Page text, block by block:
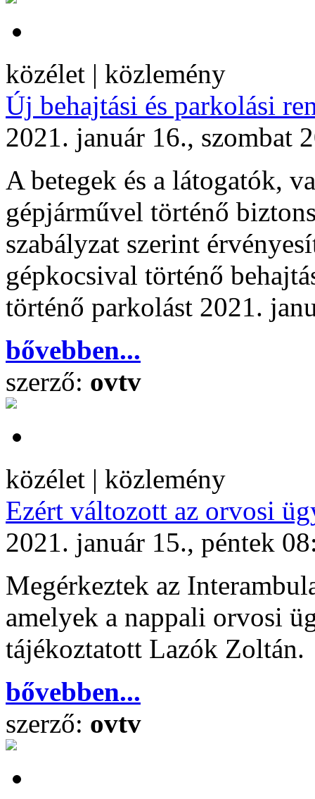
közélet | közlemény
Új behajtási és parkolási
2021. január 16., szombat
A betegek és a látogatók,
gépjárművel történő
szabályzat szerint
gépkocsival történő
történő parkolást 2021.
bővebben...
szerző: ovtv
közélet | közlemény
Ezért változott az orvosi
2021. január 15., péntek
Megérkeztek az
amelyek a nappali orvosi
tájékoztatott Lazók Zoltán.
bővebben...
szerző: ovtv